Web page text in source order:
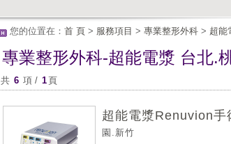
您的位置在： 首 頁 > 服務項目 > 專業整形外科 > 超能
專業整形外科-超能電漿 台北.
共 6 項 / 1頁
超能電漿Renuvion手
園.新竹